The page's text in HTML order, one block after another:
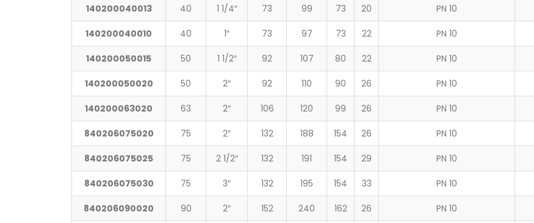
140200040013 40 1 1/4″ 73 99 73 20 PN 10
140200040010 40 1″ 73 97 73 22 PN 10
140200050015 50 1 1/2″ 92 107 80 22 PN 10
140200050020 50 2″ 92 110 90 26 PN 10
140200063020 63 2″ 106 120 99 26 PN 10
840206075020 75 2″ 132 188 154 26 PN 10
840206075025 75 2 1/2″ 132 191 154 29 PN 10
840206075030 75 3″ 132 195 154 33 PN 10
840206090020 90 2″ 152 240 162 26 PN 10